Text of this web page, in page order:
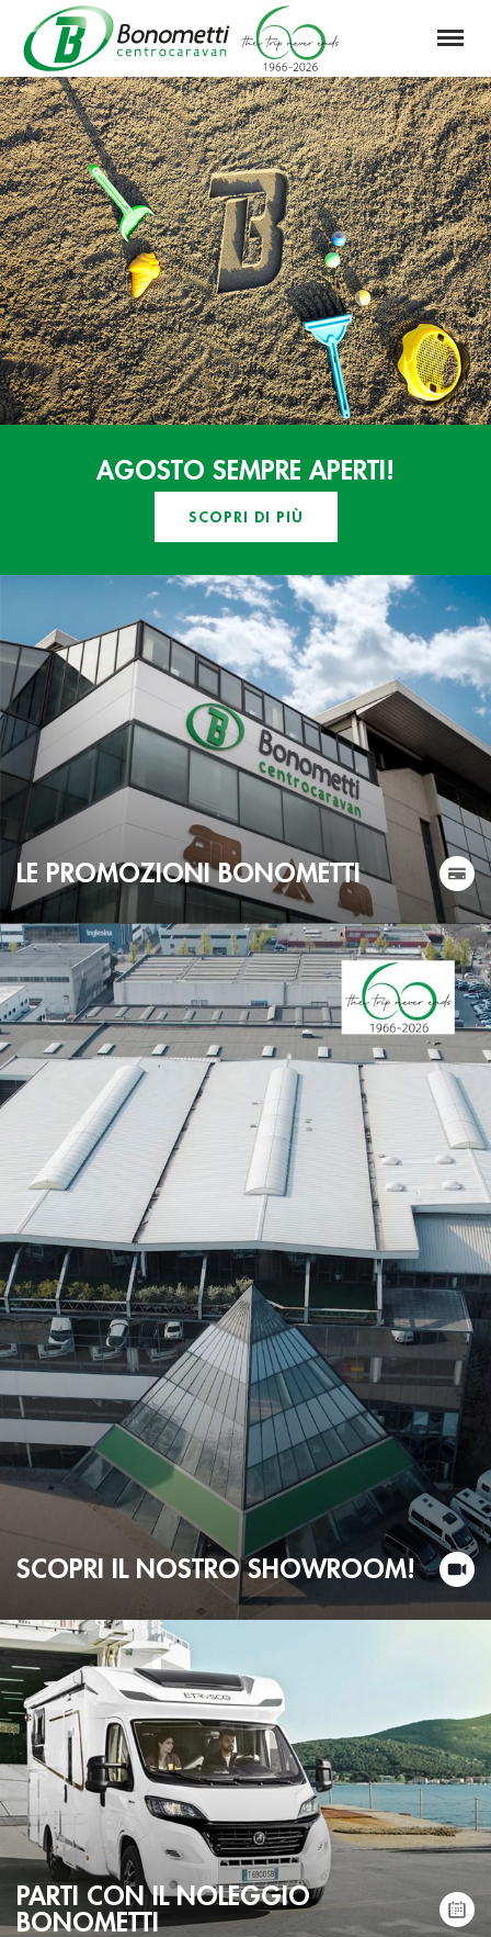
Automarket
Bonometti
Srl
Menu
AGOSTO SEMPRE APERTI!
SCOPRI DI PIÙ
LE PROMOZIONI BONOMETTI
SCOPRI IL NOSTRO SHOWROOM!
PARTI CON IL NOLEGGIO
BONOMETTI